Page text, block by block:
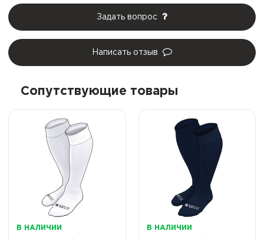
Задать вопрос
Написать отзыв
Сопутствующие товары
В НАЛИЧИИ В НАЛИЧИИ